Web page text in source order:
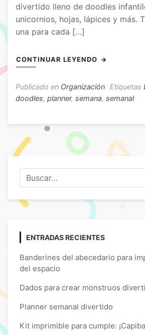
divertido lleno de doodles
unicornios, hojas, lápices y más.
una para cada […]
CONTINUAR LEYENDO
Publicado en Organización Etiquetas
doodles, planner, semana, semanal
ENTRADAS RECIENTES
Banderines del abecedario para
del espacio
Dados para crear monstruos
Planner semanal divertido
Kit imprimible para cumple: